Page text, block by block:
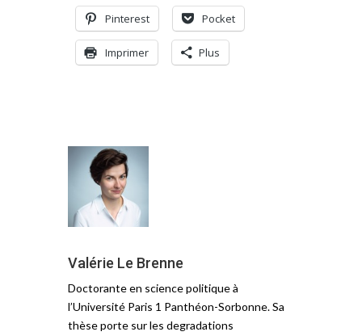
Pinterest Pocket
Imprimer Plus
Valérie Le Brenne
Doctorante en science politique à
l’Université Paris 1 Panthéon-Sorbonne. Sa
thèse porte sur les degradations